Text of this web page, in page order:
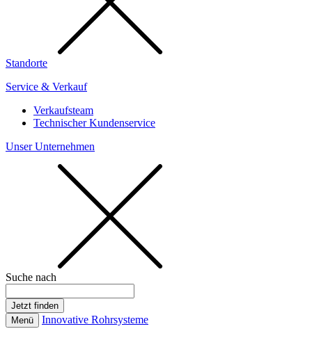
Standorte
Service & Verkauf
Verkaufsteam
Technischer Kundenservice
Unser Unternehmen
Suche nach
Menü Innovative Rohrsysteme